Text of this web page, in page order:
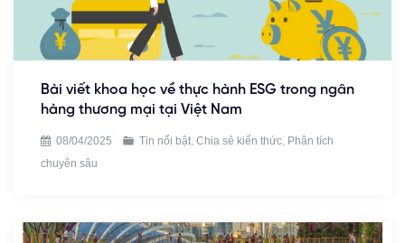
Bài viết khoa học về thực hành ESG trong ngân
hàng thương mại tại Việt Nam
08/04/2025 Tin nổi bật, Chia sẻ kiến thức, Phân tích
chuyên sâu